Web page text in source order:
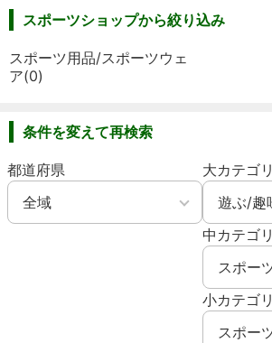
スポーツショップから絞り込み
スポーツ用品/スポーツウェ
ア(0)
条件を変えて再検索
都道府県 大カテゴリ
中カテゴリ
小カテゴリ